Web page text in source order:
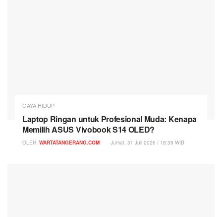
GAYA HIDUP
Laptop Ringan untuk Profesional Muda: Kenapa
Memilih ASUS Vivobook S14 OLED?
OLEH: WARTATANGERANG.COM Jumat, 31 Juli 2026 / 18:39 WIB